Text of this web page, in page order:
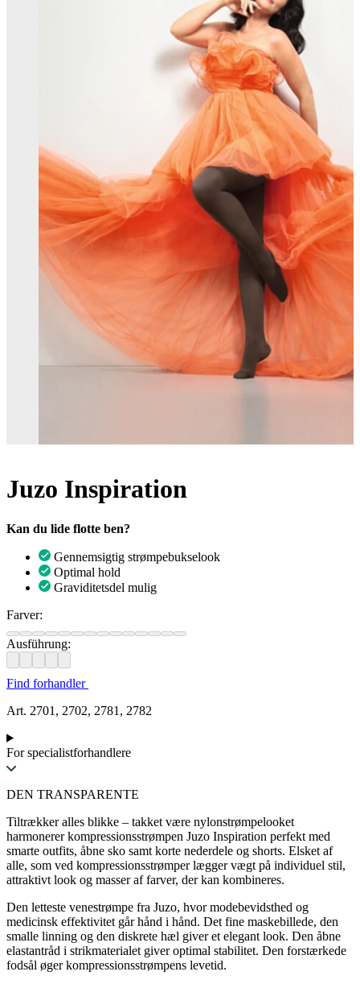
Juzo Inspiration
Kan du lide flotte ben?
Gennemsigtig strømpebukselook
Optimal hold
Graviditetsdel mulig
Farver:
Ausführung:
Find forhandler
Art. 2701, 2702, 2781, 2782
For specialistforhandlere
DEN TRANSPARENTE
Tiltrækker alles blikke – takket være nylonstrømpelooket
harmonerer kompressionsstrømpen Juzo Inspiration perfekt med
smarte outfits, åbne sko samt korte nederdele og shorts. Elsket af
alle, som ved kompressionsstrømper lægger vægt på individuel stil,
attraktivt look og masser af farver, der kan kombineres.
Den letteste venestrømpe fra Juzo, hvor modebevidsthed og
medicinsk effektivitet går hånd i hånd. Det fine maskebillede, den
smalle linning og den diskrete hæl giver et elegant look. Den åbne
elastantråd i strikmaterialet giver optimal stabilitet. Den forstærkede
fodsål øger kompressionsstrømpens levetid.